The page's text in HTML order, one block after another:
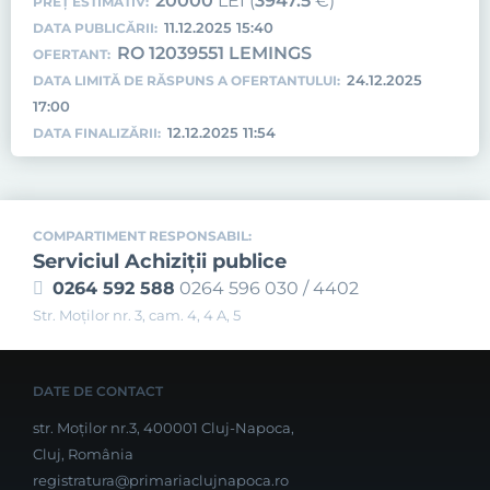
DATA PUBLICĂRII: 11.12.2025 15:40
OFERTANT: RO 12039551 LEMINGS
DATA LIMITĂ DE RĂSPUNS A OFERTANTULUI: 24.12.2025
17:00
DATA FINALIZĂRII: 12.12.2025 11:54
COMPARTIMENT RESPONSABIL:
Serviciul Achiziţii publice
0264 592 588 0264 596 030 / 4402
Str. Moţilor nr. 3, cam. 4, 4 A, 5
DATE DE CONTACT
str. Moților nr.3, 400001 Cluj-Napoca,
Cluj, România
registratura@primariaclujnapoca.ro